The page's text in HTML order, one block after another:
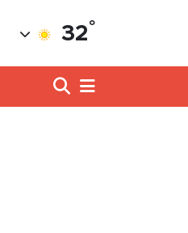
32°